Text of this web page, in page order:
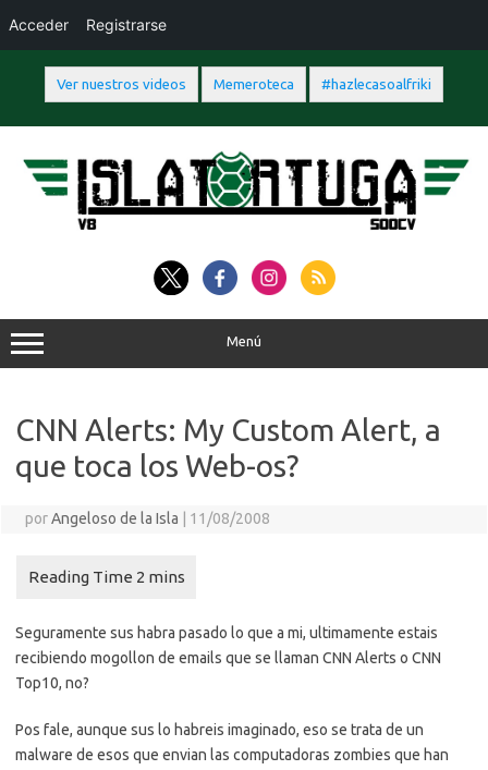
Ver nuestros videos Memeroteca #hazlecasoalfriki
contenido
Menú
CNN Alerts: My Custom Alert, a
que toca los Web-os?
porAngeloso de la Isla 11/08/2008
Seguramente sus habra pasado lo que a mi, ultimamente estais
recibiendo mogollon de emails que se llaman CNN Alerts o CNN
Top10, no?
Pos fale, aunque sus lo habreis imaginado, eso se trata de un
malware de esos que envian las computadoras zombies que han
Acceder Registrarse